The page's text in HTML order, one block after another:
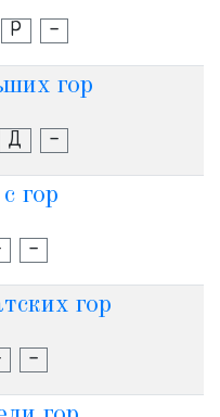
Р -
гор
Д -
гор
-
гор
-